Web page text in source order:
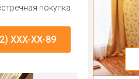
покупка
XXX-XX-89